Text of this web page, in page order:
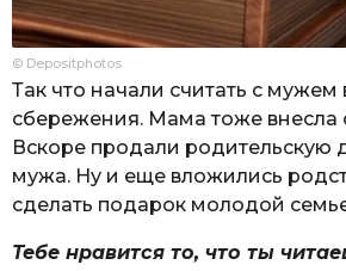
© Depositphotos
Так что начали считать с мужем
сбережения. Мама тоже внесла
Вскоре продали родительскую
мужа. Ну и еще вложились
сделать подарок молодой
Тебе нравится то, что ты